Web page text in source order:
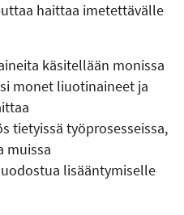
haittaa imetettävälle
käsitellään monissa
monet liuotinaineet ja
tietyissä työprosesseissa,
muissa
lisääntymiselle